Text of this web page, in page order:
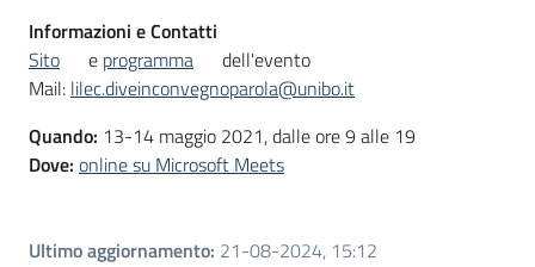
Informazioni e Contatti
Sito
e programma
dell'evento
Mail: lilec.diveinconvegnoparola@unibo.it
Quando: 13-14 maggio 2021, dalle ore 9 alle 19
Dove: online su Microsoft Meets
Ultimo aggiornamento: 21-08-2024, 15:12